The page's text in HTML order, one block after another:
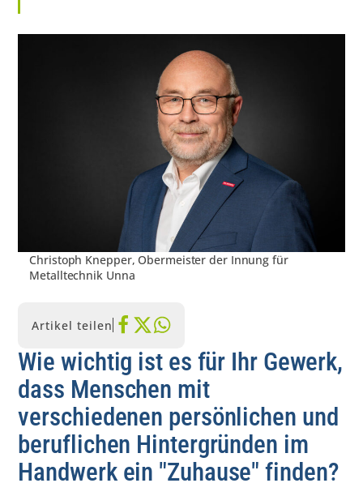
Christoph Knepper, Obermeister der Innung für
Metalltechnik Unna
Artikel teilen
Wie wichtig ist es für Ihr Gewerk,
dass Menschen mit
verschiedenen persönlichen und
beruflichen Hintergründen im
Handwerk ein "Zuhause" finden?